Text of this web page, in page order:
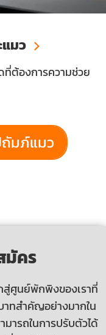
แมว
ต้องการความช่วย
มภ์แมว
มัคร
สู่ศูนย์พักพิงของเราที่
ทสำคัญอย่างมากใน
มารถในการปรับตัวได้